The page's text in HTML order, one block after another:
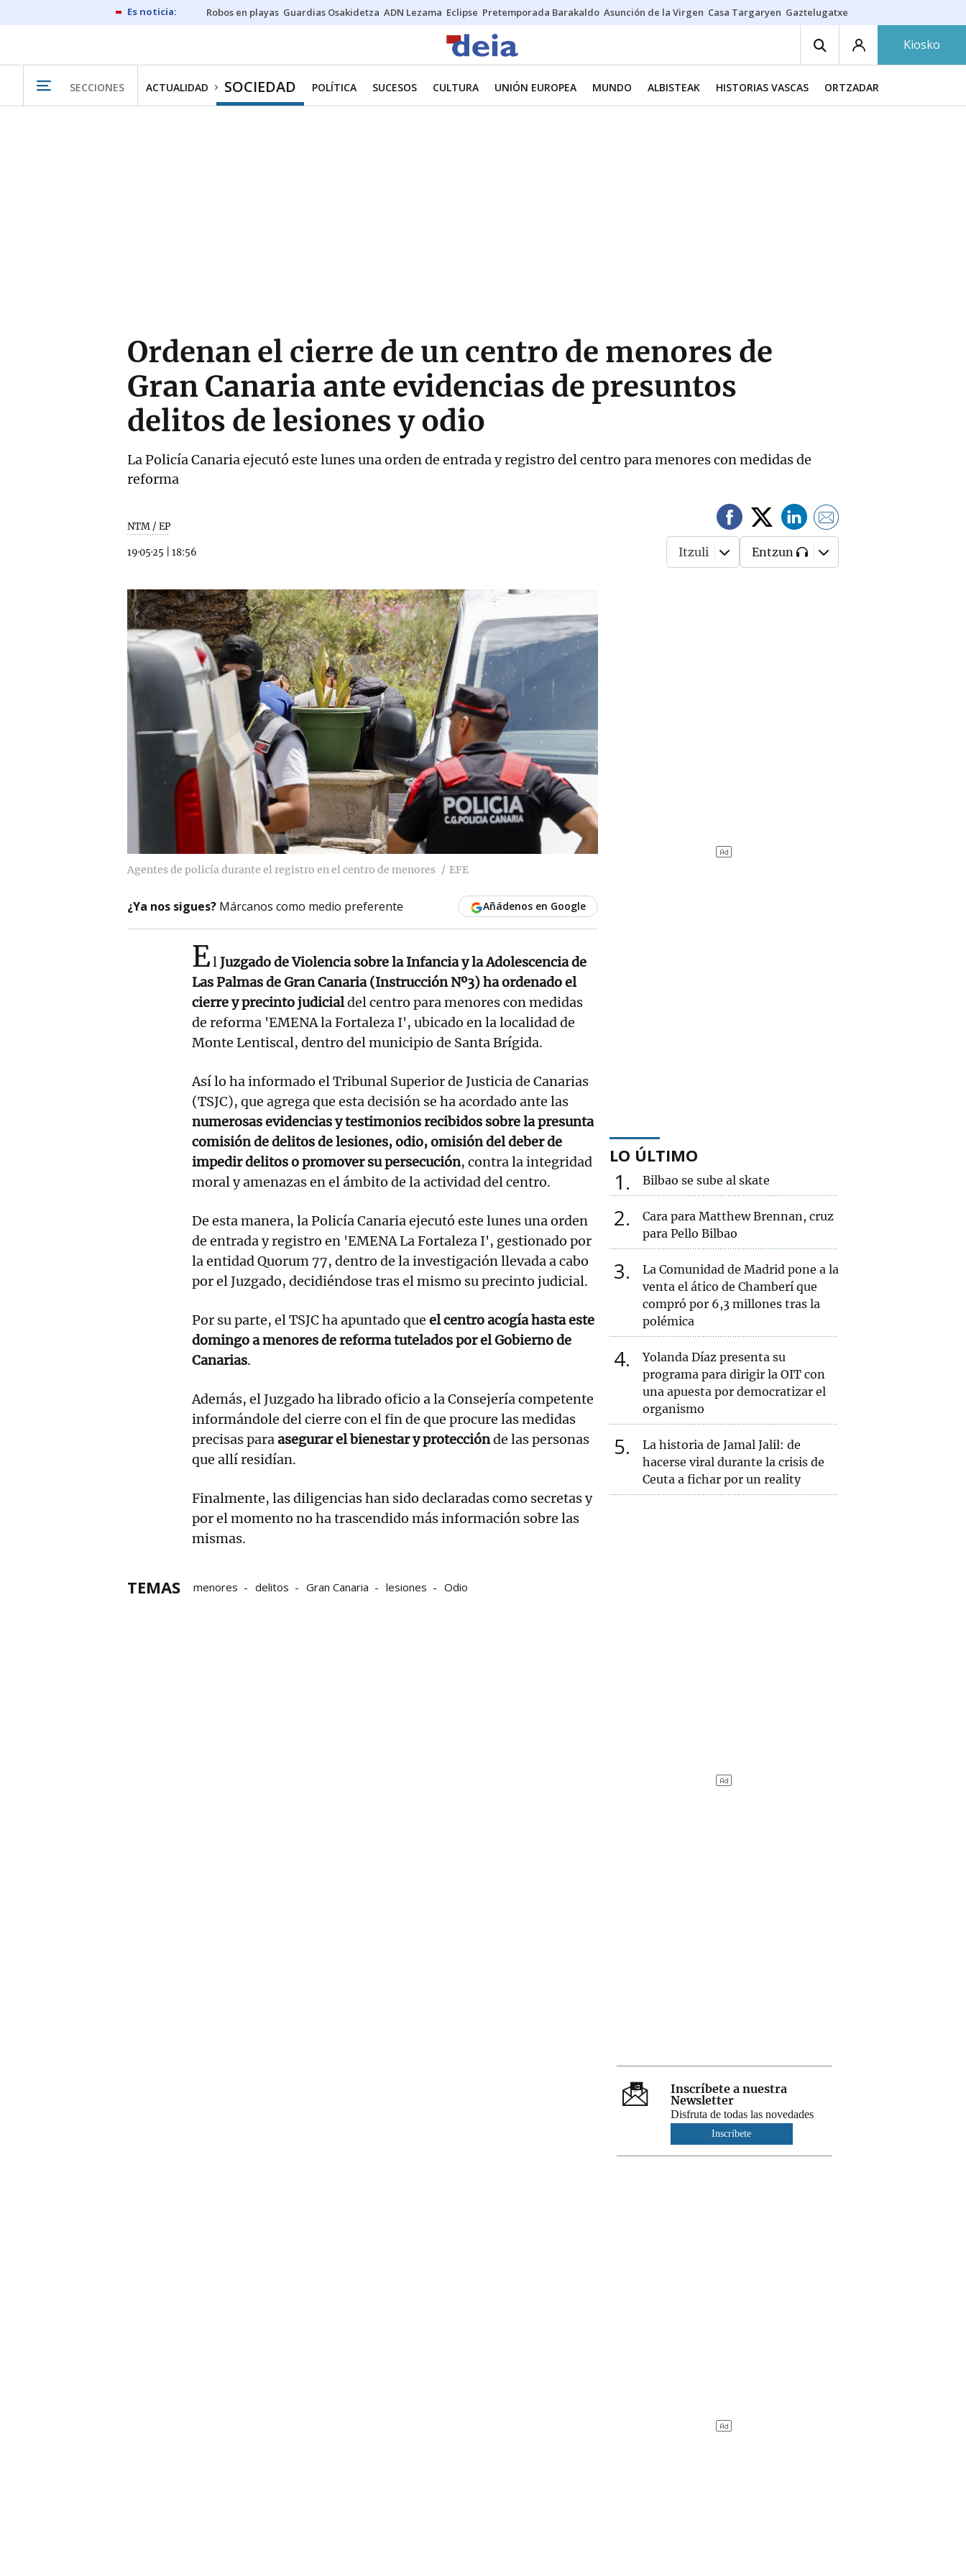
Robos en playas Guardias Osakidetza ADN Lezama Eclipse Pretemporada Barakaldo Asunción de la Virgen Casa Targaryen Gaztelugatxe
Kiosko
SECCIONES ACTUALIDAD SOCIEDAD POLÍTICA SUCESOS CULTURA UNIÓN EUROPEA MUNDO ALBISTEAK HISTORIAS VASCAS ORTZADAR
Ordenan el cierre de un centro de menores de
Gran Canaria ante evidencias de presuntos
delitos de lesiones y odio
La Policía Canaria ejecutó este lunes una orden de entrada y registro del centro para menores con medidas de
reforma
NTM / EP
19·05·25 18:56 Itzuli Entzun
Agentes de policía durante el registro en el centro de menores EFE
¿Ya nos sigues? Márcanos como medio preferente Añádenos en Google
ElJuzgado de Violencia sobre la Infancia y la Adolescencia de
Las Palmas de Gran Canaria (Instrucción Nº3) ha ordenado el
cierre y precinto judicialdel centro para menores con medidas
de reforma 'EMENA la Fortaleza I', ubicado en la localidad de
Monte Lentiscal, dentro del municipio de Santa Brígida.
Así lo ha informado el Tribunal Superior de Justicia de Canarias
(TSJC), que agrega que esta decisión se ha acordado ante las
numerosas evidencias y testimonios recibidos sobre la presunta
comisión de delitos de lesiones, odio, omisión del deber de
impedir delitos o promover su persecución, contra la integridad
moral y amenazas en el ámbito de la actividad del centro.
De esta manera, la Policía Canaria ejecutó este lunes una orden
de entrada y registro en 'EMENA La Fortaleza I', gestionado por
la entidad Quorum 77, dentro de la investigación llevada a cabo
por el Juzgado, decidiéndose tras el mismo su precinto judicial.
Por su parte, el TSJC ha apuntado que el centro acogía hasta este
domingo a menores de reforma tutelados por el Gobierno de
Canarias.
Además, el Juzgado ha librado oficio a la Consejería competente
informándole del cierre con el fin de que procure las medidas
precisas paraasegurar el bienestar y protecciónde las personas
que allí residían.
Finalmente, las diligencias han sido declaradas como secretas y
por el momento no ha trascendido más información sobre las
mismas.
TEMAS menores delitos Gran Canaria lesiones Odio
LO ÚLTIMO
1 Bilbao se sube al skate
2
Cara para Matthew Brennan, cruz
para Pello Bilbao
3
La Comunidad de Madrid pone a la
venta el ático de Chamberí que
compró por 6,3 millones tras la
polémica
4
Yolanda Díaz presenta su
programa para dirigir la OIT con
una apuesta por democratizar el
organismo
5
La historia de Jamal Jalil: de
hacerse viral durante la crisis de
Ceuta a fichar por un reality
Inscríbete a nuestra
Newsletter
Disfruta de todas las novedades
Inscríbete